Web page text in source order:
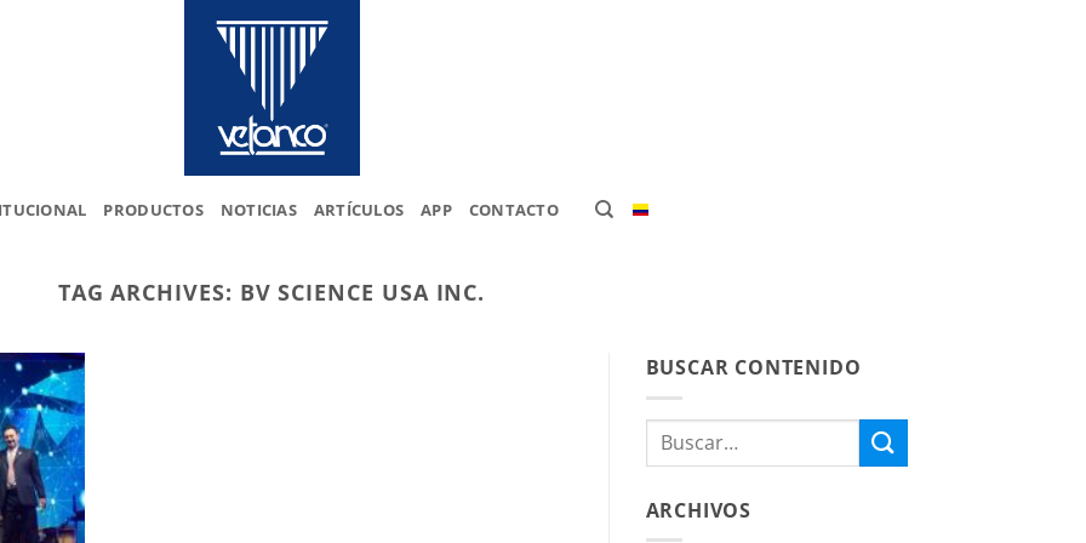
PRODUCTOS NOTICIAS ARTÍCULOS APP CONTACTO
TAG ARCHIVES: BV SCIENCE USA INC.
BUSCAR CONTENIDO
ARCHIVOS